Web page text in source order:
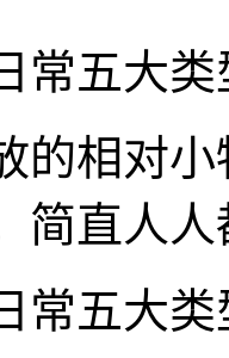
五大类
相对小
简直人
五大类